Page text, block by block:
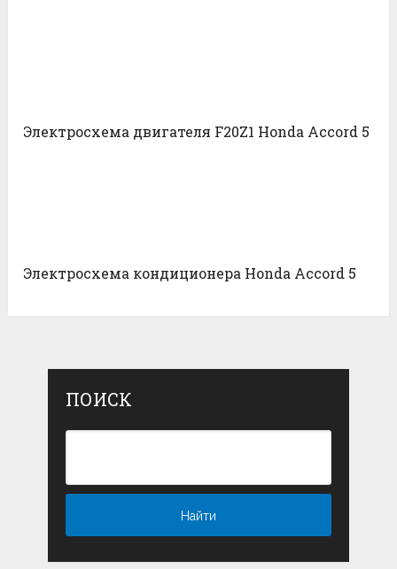
Электросхема двигателя F20Z1 Honda Accord 5
Электросхема кондиционера Honda Accord 5
ПОИСК